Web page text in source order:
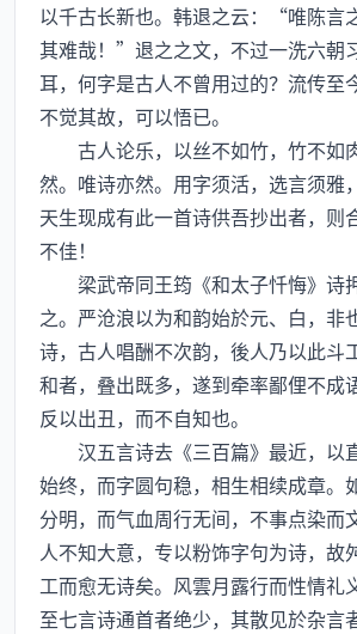
以千古长新也。韩退之云：“唯陈言
其难哉！”退之之文，不过一洗六朝
耳，何字是古人不曾用过的？流传至
不觉其故，可以悟已。
古人论乐，以丝不如竹，竹不如
然。唯诗亦然。用字须活，选言须雅
天生现成有此一首诗供吾抄出者，则
不佳！
梁武帝同王筠《和太子忏悔》诗
之。严沧浪以为和韵始於元、白，非
诗，古人唱酬不次韵，後人乃以此斗
和者，叠出既多，遂到牵率鄙俚不成
反以出丑，而不自知也。
汉五言诗去《三百篇》最近，以
始终，而字圆句稳，相生相续成章。
分明，而气血周行无间，不事点染而
人不知大意，专以粉饰字句为诗，故
工而愈无诗矣。风雲月露行而性情礼
至七言诗通首者绝少，其散见於杂言